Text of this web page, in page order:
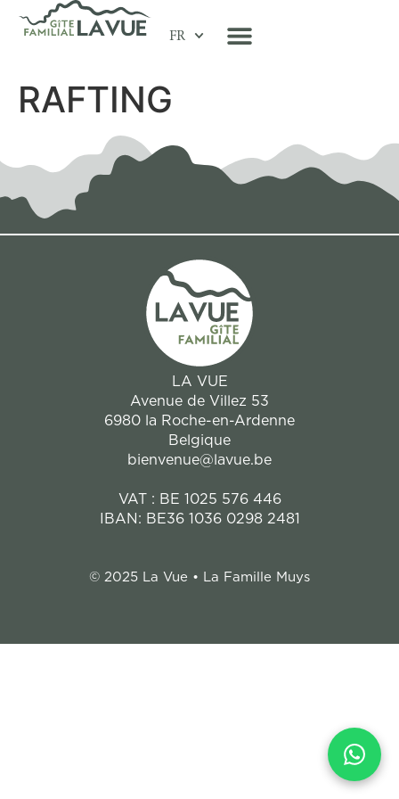
FR
RAFTING
LA VUE
Avenue de Villez 53
6980 la Roche-en-Ardenne
Belgique
bienvenue@lavue.be
VAT : BE 1025 576 446
IBAN: BE36 1036 0298 2481
© 2025 La Vue • La Famille Muys
Press Enter or Space to open the chat interface
Use Tab to navigate within the chat interface